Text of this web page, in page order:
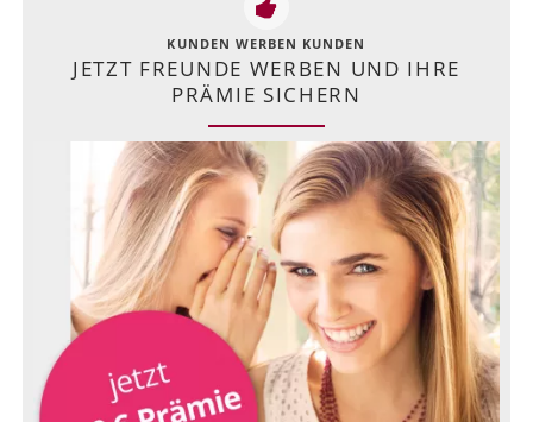
KUNDEN WERBEN KUNDEN
JETZT FREUNDE WERBEN UND IHRE
PRÄMIE SICHERN